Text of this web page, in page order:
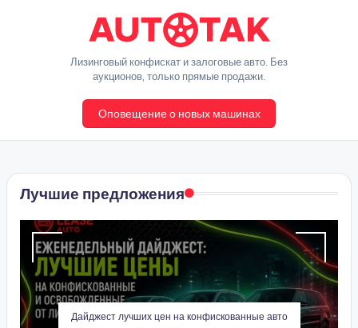
содержимому
A
t
o
T
a
k
Лизинговый конфискат и залоговые авто. Без
аукционов, только прямые продажи.
Оповещение о новых машинах
Лучшие предложения
Дайджест лучших цен на конфискованные авто